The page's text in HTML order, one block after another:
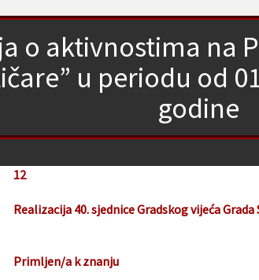
o aktivnostima na
u periodu od
godine
12
Realizacija 40. sjednice Gradskog vijeća Grada
Primljen/a k znanju